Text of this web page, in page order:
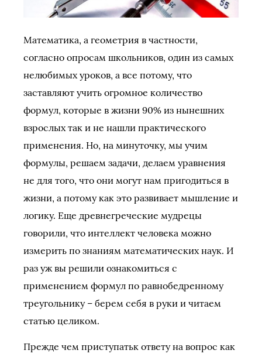
Математика, а геометрия в частности,
согласно опросам школьников, один из самых
нелюбимых уроков, а все потому, что
заставляют учить огромное количество
формул, которые в жизни 90% из нынешних
взрослых так и не нашли практического
применения. Но, на минуточку, мы учим
формулы, решаем задачи, делаем уравнения
не для того, что они могут нам пригодиться в
жизни, а потому как это развивает мышление и
логику. Еще древнегреческие мудрецы
говорили, что интеллект человека можно
измерить по знаниям математических наук. И
раз уж вы решили ознакомиться с
применением формул по равнобедренному
треугольнику – берем себя в руки и читаем
статью целиком.
Прежде чем приступатьк ответу на вопрос как